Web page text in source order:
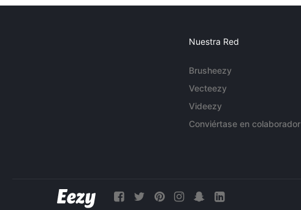
Nuestra Red
Brusheezy
Vecteezy
Videezy
Conviértase en colaborador